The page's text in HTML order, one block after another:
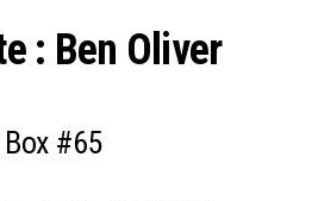
: Ben Oliver
#65